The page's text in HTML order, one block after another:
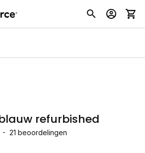
refurbished
- 21 beoordelingen